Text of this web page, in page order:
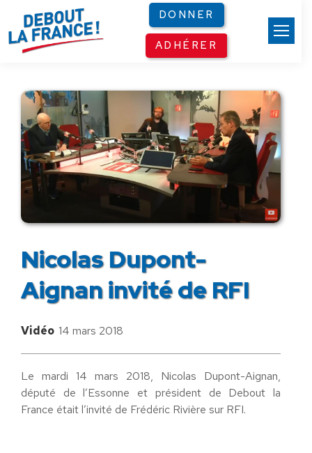
DONNER
ADHÉRER
Nicolas Dupont-
Aignan invité de RFI
Vidéo 14 mars 2018
Le mardi 14 mars 2018, Nicolas Dupont-Aignan,
député de l’Essonne et président de Debout la
France était l’invité de Frédéric Rivière sur RFI.
Panneau de gestion des cookies